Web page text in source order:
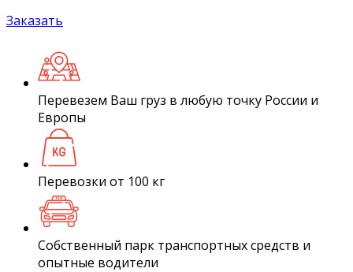
Заказать
Перевезем Ваш груз в любую точку России и
Европы
Перевозки от 100 кг
Собственный парк транспортных средств и
опытные водители